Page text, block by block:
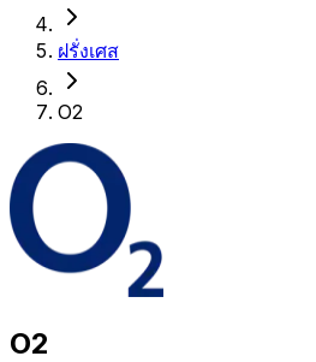
ฝรั่งเศส
O2
O2